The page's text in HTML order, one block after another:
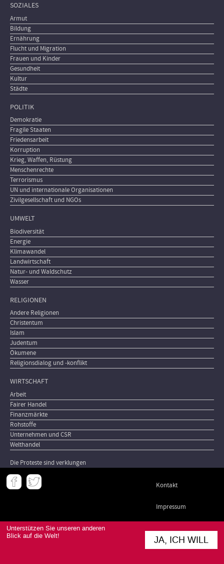
Unterstützen Sie unseren anderen
Blick auf die Welt!
JA, ICH WILL
SOZIALES
Armut
Bildung
Ernährung
Flucht und Migration
Frauen und Kinder
Gesundheit
Kultur
Städte
POLITIK
Demokratie
Fragile Staaten
Friedensarbeit
Korruption
Krieg, Waffen, Rüstung
Menschenrechte
Terrorismus
UN und internationale Organisationen
Zivilgesellschaft und NGOs
UMWELT
Biodiversität
Energie
Klimawandel
Landwirtschaft
Natur- und Waldschutz
Wasser
RELIGIONEN
Andere Religionen
Christentum
Islam
Judentum
Ökumene
Religionsdialog und -konflikt
WIRTSCHAFT
Arbeit
Fairer Handel
Finanzmärkte
Rohstoffe
Unternehmen und CSR
Welthandel
Die Proteste sind verklungen
Meta
- Kontakt
Impressum
AGB